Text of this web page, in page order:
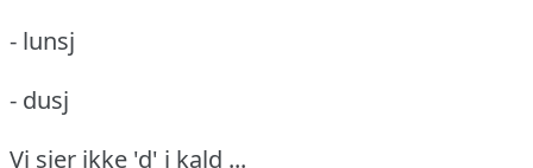
- lunsj
- dusj
Vi sier ikke 'd' i kald ...